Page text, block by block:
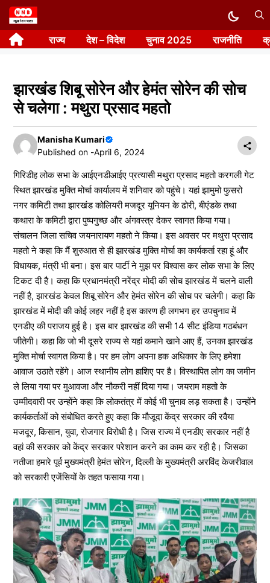
Skip
to
content राज्य देश – विदेश चुनाव 2025 राजनीति
झारखंड शिबू सोरेन और हेमंत सोरेन की सोच
से चलेगा : मथुरा प्रसाद महतो
Manisha Kumari
Published on -April 6, 2024
गिरिडीह लोक सभा के आईएनडीआईए प्रत्यासी मथुरा प्रसाद महतो करगली गेट
स्थित झारखंड मुक्ति मोर्चा कार्यालय में शनिवार को पहुंचे। यहां झामुमो फुसरो
नगर कमिटी तथा झारखंड कोलियरी मजदूर यूनियन के ढोरी, बीएंडके तथा
कथारा के कमिटी द्वारा पुष्पगुच्छ और अंगवस्त्र देकर स्वागत किया गया।
संचालन जिला सचिव जयनारायण महतो ने किया। इस अवसर पर मथुरा प्रसाद
महतो ने कहा कि मैं शुरुआत से ही झारखंड मुक्ति मोर्चा का कार्यकर्ता रहा हूं और
विधायक, मंत्री भी बना। इस बार पार्टी ने मुझ पर विश्वास कर लोक सभा के लिए
टिकट दी है। कहा कि प्रधानमंत्री नरेंद्र मोदी की सोच झारखंड में चलने वाली
नहीं है, झारखंड केवल शिबू सोरेन और हेमंत सोरेन की सोच पर चलेगी। कहा कि
झारखंड में मोदी की कोई लहर नहीं है इस कारण ही लगभग हर उपचुनाव में
एनडीए की पराजय हुई है। इस बार झारखंड की सभी 14 सीट इंडिया गठबंधन
जीतेगी। कहा कि जो भी दूसरे राज्य से यहां कमाने खाने आए हैं, उनका झारखंड
मुक्ति मोर्चा स्वागत किया है। पर हम लोग अपना हक अधिकार के लिए हमेशा
आवाज उठाते रहेंगे। आज स्थानीय लोग हाशिए पर है। विस्थापित लोग का जमीन
ले लिया गया पर मुआवजा और नौकरी नहीं दिया गया। जयराम महतो के
उम्मीदवारी पर उन्होंने कहा कि लोकतंत्र में कोई भी चुनाव लड़ सकता है। उन्होंने
कार्यकर्ताओं को संबोधित करते हुए कहा कि मौजूदा केंद्र सरकार की रवैया
मजदूर, किसान, युवा, रोजगार विरोधी है। जिस राज्य में एनडीए सरकार नहीं है
वहां की सरकार को केंद्र सरकार परेशान करने का काम कर रही है। जिसका
नतीजा हमारे पूर्व मुख्यमंत्री हेमंत सोरेन, दिल्ली के मुख्यमंत्री अरविंद केजरीवाल
को सरकारी एजेंसियों के तहत फसाया गया।